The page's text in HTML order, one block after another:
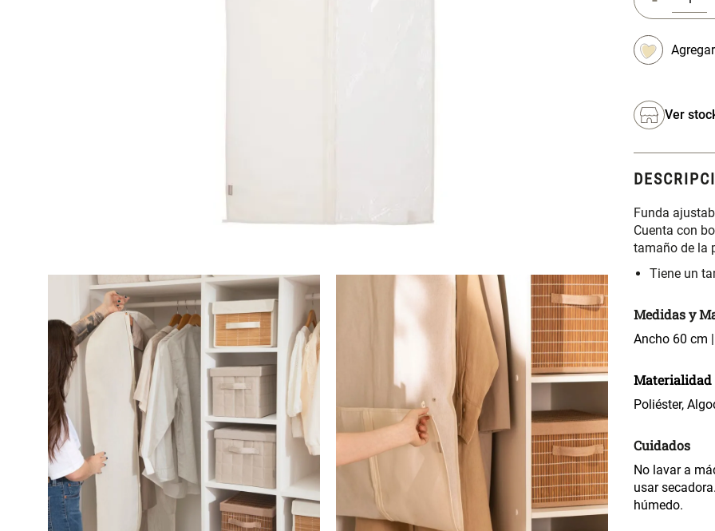
Ver
Funda
Cuenta con
tamaño de la
Tiene un
Medidas y
Ancho 60 cm
Materialidad
Poliéster,
Cuidados
No lavar a
usar
húmedo.